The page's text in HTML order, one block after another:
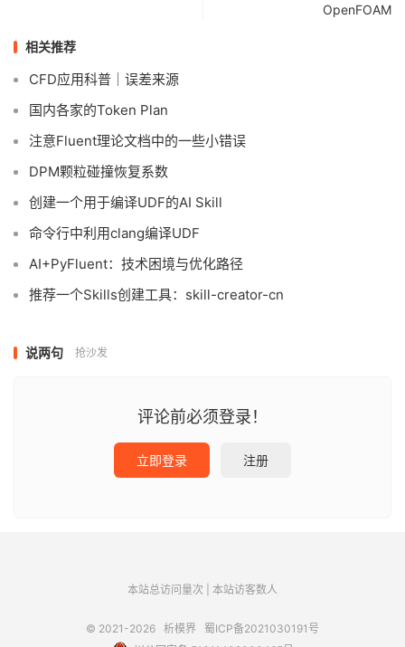
OpenFOAM
相关推荐
CFD应用科普｜误差来源
国内各家的Token Plan
注意Fluent理论文档中的一些小错误
DPM颗粒碰撞恢复系数
创建一个用于编译UDF的AI Skill
命令行中利用clang编译UDF
AI+PyFluent：技术困境与优化路径
推荐一个Skills创建工具：skill-creator-cn
说两句 抢沙发
评论前必须登录！
立即登录 注册
本站总访问量次 本站访客数人
© 2021-2026 析模界
蜀ICP备2021030191号